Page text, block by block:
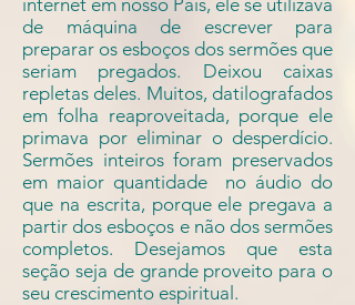
internet em nosso País, ele se utilizava
de máquina de escrever para
preparar os esboços dos sermões que
seriam pregados. Deixou caixas
repletas deles. Muitos, datilografados
em folha reaproveitada, porque ele
primava por eliminar o desperdício.
Sermões inteiros foram preservados
em maior quantidade no áudio do
que na escrita, porque ele pregava a
partir dos esboços e não dos sermões
completos. Desejamos que esta
seção seja de grande proveito para o
seu crescimento espiritual.